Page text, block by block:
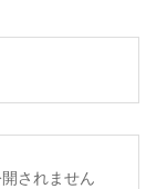
されません